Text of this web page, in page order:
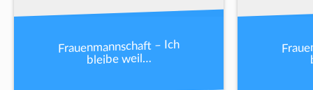
Frauenmannschaft – Ich
bleibe weil…